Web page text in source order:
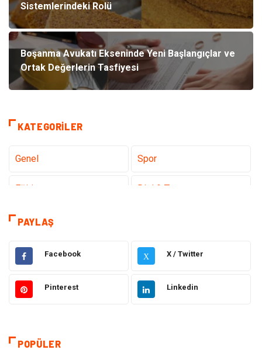
Sistemlerindeki Rolü
Boşanma Avukatı Ekseninde Yeni Başlangıçlar ve
Ortak Değerlerin Tasfiyesi
KATEGORILER
Genel Spor
Eğitim Dizi & Tv
Dünya'dan Haberler
Müzik İnternet
Ülkemizden Haberler Politika & Siyaset
Akıllı Telefon
PAYLAŞ
Facebook X X / Twitter
Pinterest Linkedin
POPÜLER